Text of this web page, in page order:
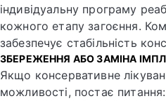
індивідуальну програму
кожного етапу загоєння.
забезпечує стабільність
ЗБЕРЕЖЕННЯ АБО ЗАМІНА
Якщо консервативне
можливості, постає